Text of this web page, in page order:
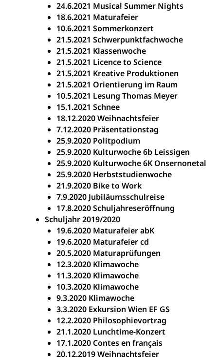
24.6.2021 Musical Summer Nights
18.6.2021 Maturafeier
10.6.2021 Sommerkonzert
21.5.2021 Schwerpunktfachwoche
21.5.2021 Klassenwoche
21.5.2021 Licence to Science
21.5.2021 Kreative Produktionen
21.5.2021 Orientierung im Raum
10.5.2021 Lesung Thomas Meyer
15.1.2021 Schnee
18.12.2020 Weihnachtsfeier
7.12.2020 Präsentationstag
25.9.2020 Politpodium
25.9.2020 Kulturwoche 6b Leissigen
25.9.2020 Kulturwoche 6K Onsernonetal
25.9.2020 Herbststudienwoche
21.9.2020 Bike to Work
7.9.2020 Jubiläumsschulreise
17.8.2020 Schuljahreseröffnung
Schuljahr 2019/2020
19.6.2020 Maturafeier abK
19.6.2020 Maturafeier cd
20.5.2020 Maturaprüfungen
12.3.2020 Klimawoche
11.3.2020 Klimawoche
10.3.2020 Klimawoche
9.3.2020 Klimawoche
3.3.2020 Exkursion Wien EF GS
12.2.2020 Philosophievortrag
21.1.2020 Lunchtime-Konzert
17.1.2020 Contes en français
20.12.2019 Weihnachtsfeier